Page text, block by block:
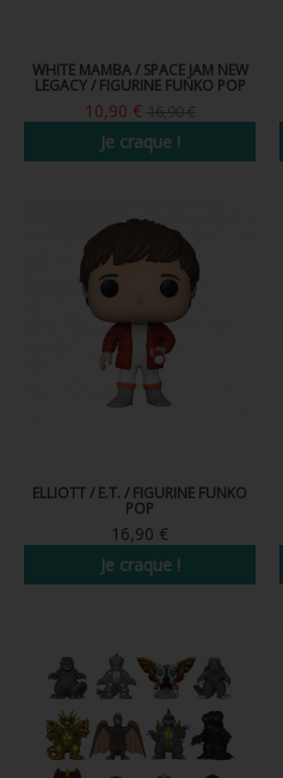
WHITE MAMBA / SPACE JAM NEW
LEGACY / FIGURINE FUNKO POP
10,90 € 16,90 €
Je craque !
ELLIOTT / E.T. / FIGURINE FUNKO
POP
16,90 €
Je craque !